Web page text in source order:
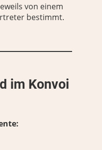
von einem
bestimmt.
im Konvoi